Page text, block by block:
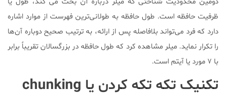
ظرفیت حافظه است. طول حافظه به طولانی‌ترین فهرست از موارد اشاره
دارد که فرد می‌تواند بلافاصله پس از ارائه، به ترتیب صحیح دوباره آن‌ها
را تکرار نماید. میلر مشاهده کرد كه طول حافظه در بزرگسالان تقریباً برابر
با ۷ مورد یا آیتم است.
تکنیک تکه تکه کردن یا chunking